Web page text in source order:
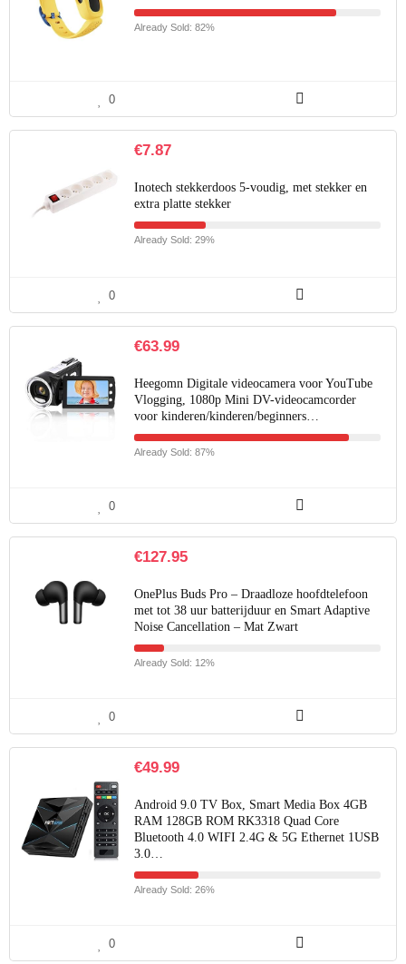
Already Sold: 82%
0
€7.87
Inotech stekkerdoos 5-voudig, met stekker en
extra platte stekker
Already Sold: 29%
0
€63.99
Heegomn Digitale videocamera voor YouTube
Vlogging, 1080p Mini DV-videocamcorder
voor kinderen/kinderen/beginners…
Already Sold: 87%
0
€127.95
OnePlus Buds Pro – Draadloze hoofdtelefoon
met tot 38 uur batterijduur en Smart Adaptive
Noise Cancellation – Mat Zwart
Already Sold: 12%
0
€49.99
Android 9.0 TV Box, Smart Media Box 4GB
RAM 128GB ROM RK3318 Quad Core
Bluetooth 4.0 WIFI 2.4G & 5G Ethernet 1USB
3.0…
Already Sold: 26%
0